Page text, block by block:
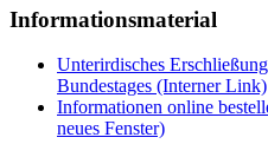
Informationsmaterial
Unterirdisches
Bundestages (Interner Link)
Informationen online
neues Fenster)